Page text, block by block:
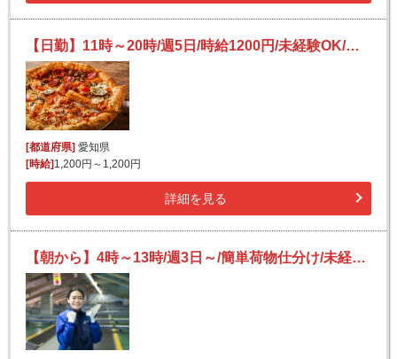
【日勤】11時～20時/週5日/時給1200円/未経験OK/日払い可(規定有)/食品の仕分け・検品
[都道府県]愛知県
[時給]1,200円～1,200円
詳細を見る
【朝から】4時～13時/週3日～/簡単荷物仕分け/未経験OK/日払い可(規定有)/副業歓迎